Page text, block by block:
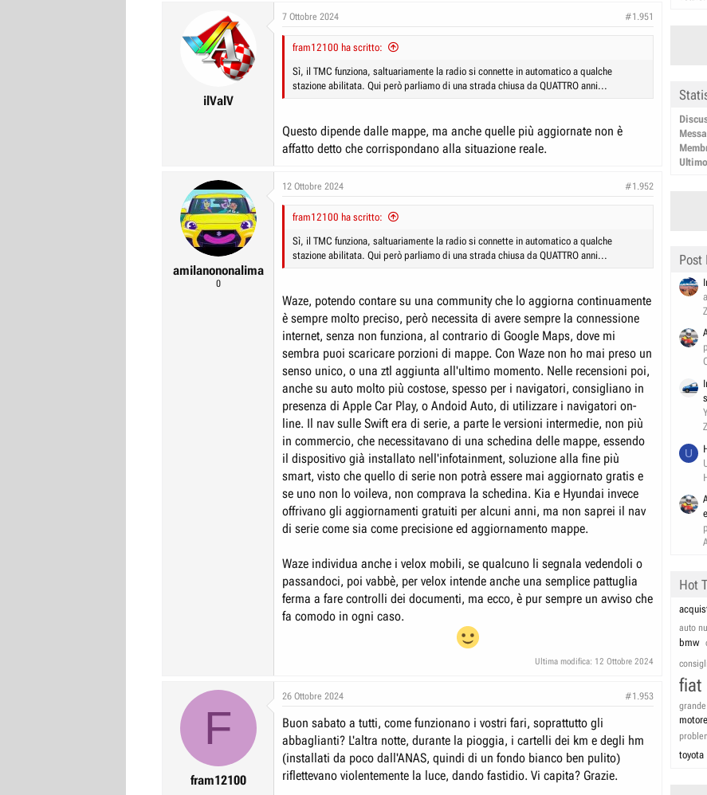
o
n
i
ilValV
7 Ottobre 2024 #1.951
fram12100 ha scritto:
Sì, il TMC funziona, saltuariamente la radio si connette in automatico a qualche
stazione abilitata. Qui però parliamo di una strada chiusa da QUATTRO anni...
Questo dipende dalle mappe, ma anche quelle più aggiornate non è
affatto detto che corrispondano alla situazione reale.
amilanononalima
0
12 Ottobre 2024 #1.952
fram12100 ha scritto:
Sì, il TMC funziona, saltuariamente la radio si connette in automatico a qualche
stazione abilitata. Qui però parliamo di una strada chiusa da QUATTRO anni...
Waze, potendo contare su una community che lo aggiorna continuamente
è sempre molto preciso, però necessita di avere sempre la connessione
internet, senza non funziona, al contrario di Google Maps, dove mi
sembra puoi scaricare porzioni di mappe. Con Waze non ho mai preso un
senso unico, o una ztl aggiunta all'ultimo momento. Nelle recensioni poi,
anche su auto molto più costose, spesso per i navigatori, consigliano in
presenza di Apple Car Play, o Andoid Auto, di utilizzare i navigatori on-
line. Il nav sulle Swift era di serie, a parte le versioni intermedie, non più
in commercio, che necessitavano di una schedina delle mappe, essendo
il dispositivo già installato nell'infotainment, soluzione alla fine più
smart, visto che quello di serie non potrà essere mai aggiornato gratis e
se uno non lo voileva, non comprava la schedina. Kia e Hyundai invece
offrivano gli aggiornamenti gratuiti per alcuni anni, ma non saprei il nav
di serie come sia come precisione ed aggiornamento mappe.
Waze individua anche i velox mobili, se qualcuno li segnala vedendoli o
passandoci, poi vabbè, per velox intende anche una semplice pattuglia
ferma a fare controlli dei documenti, ma ecco, è pur sempre un avviso che
fa comodo in ogni caso.
Ultima modifica: 12 Ottobre 2024
F
fram12100
26 Ottobre 2024 #1.953
Buon sabato a tutti, come funzionano i vostri fari, soprattutto gli
abbaglianti? L'altra notte, durante la pioggia, i cartelli dei km e degli hm
(installati da poco dall'ANAS, quindi di un fondo bianco ben pulito)
riflettevano violentemente la luce, dando fastidio. Vi capita? Grazie.
Post
U
Hot
auto
bmw
fiat
motore
toyota